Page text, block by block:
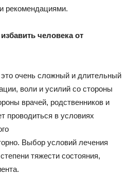
рекомендациями.
избавить человека от
очень сложный и длительный
воли и усилий со стороны
врачей, родственников и
проводиться в условиях
Выбор условий лечения
тяжести состояния,